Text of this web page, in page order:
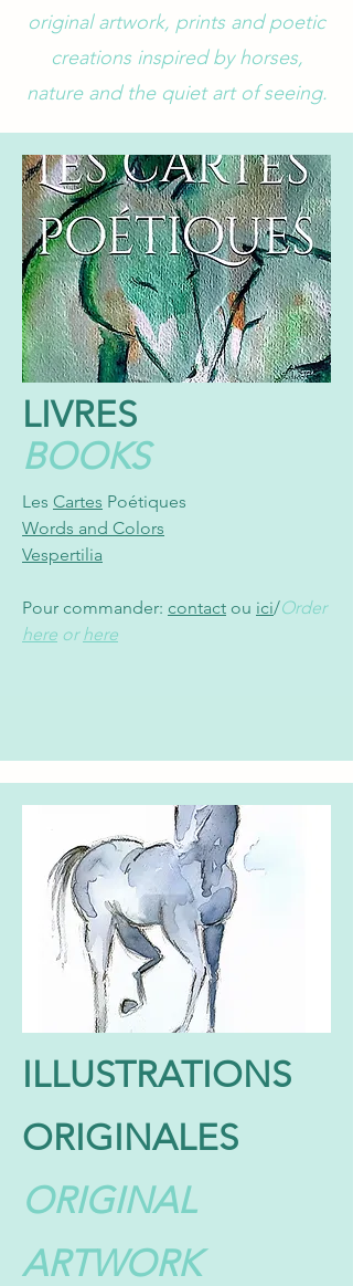
original artwork, prints and poetic
creations inspired by horses,
nature and the quiet art of seeing.
LIVRES
BOOKS
Les Cartes Poétiques
Words and Colors
Vespertilia
Pour commander: contact ou ici/Order
here orhere
ILLUSTRATIONS
ORIGINALES
ORIGINAL
ARTWORK